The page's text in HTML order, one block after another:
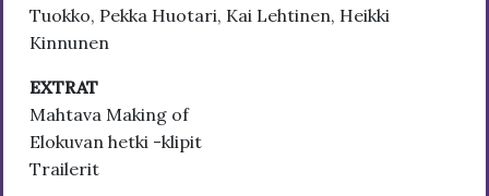
Tuokko, Pekka Huotari, Kai Lehtinen, Heikki
Kinnunen
EXTRAT
Mahtava Making of
Elokuvan hetki -klipit
Trailerit